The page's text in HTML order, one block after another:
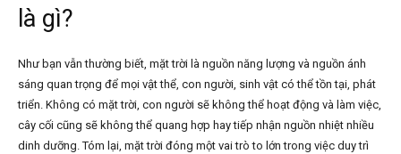
là gì?
Như bạn vẫn thường biết, mặt trời là nguồn năng lượng và nguồn ánh
sáng quan trọng để mọi vật thể, con người, sinh vật có thể tồn tại, phát
triển. Không có mặt trời, con người sẽ không thể hoạt động và làm việc,
cây cối cũng sẽ không thể quang hợp hay tiếp nhận nguồn nhiệt nhiều
dinh dưỡng. Tóm lại, mặt trời đóng một vai trò to lớn trong việc duy trì